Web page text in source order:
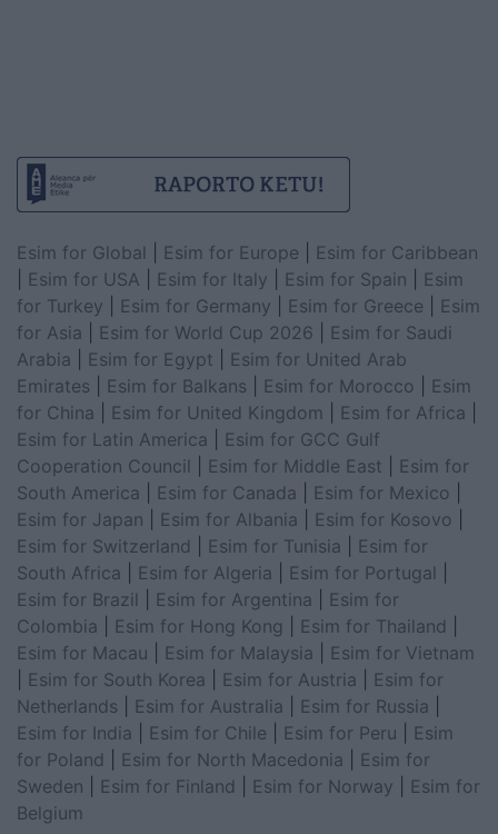
Esim for Global Esim for Europe
Esim for Caribbean
Esim for USA Esim for Italy Esim for Spain
Esim
for Turkey
Esim for Germany Esim for Greece
Esim
for Asia
Esim for World Cup 2026
Esim for Saudi
Arabia
Esim for Egypt
Esim for United Arab
Emirates
Esim for Balkans Esim for Morocco
Esim
for China
Esim for United Kingdom Esim for Africa
Esim for Latin America
Esim for GCC Gulf
Cooperation Council
Esim for Middle East
Esim for
South America
Esim for Canada Esim for Mexico
Esim for Japan
Esim for Albania Esim for Kosovo
Esim for Switzerland
Esim for Tunisia
Esim for
South Africa
Esim for Algeria Esim for Portugal
Esim for Brazil
Esim for Argentina
Esim for
Colombia
Esim for Hong Kong Esim for Thailand
Esim for Macau
Esim for Malaysia
Esim for Vietnam
Esim for South Korea Esim for Austria
Esim for
Netherlands
Esim for Australia Esim for Russia
Esim for India
Esim for Chile Esim for Peru
Esim
for Poland
Esim for North Macedonia
Esim for
Sweden
Esim for Finland Esim for Norway
Esim for
Belgium